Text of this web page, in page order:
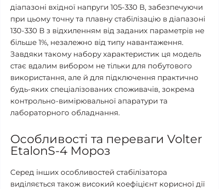
діапазоні вхідної напруги 105-330 В, забезпечуючи
при цьому точну та плавну стабілізацію в діапазоні
130-330 В з відхиленням від заданих параметрів не
більше 1%, незалежно від типу навантаження.
Завдяки такому набору характеристик ця модель
стає вдалим вибором не тільки для побутового
використання, але й для підключення практично
будь-яких спеціалізованих споживачів, зокрема
контрольно-вимірювальної апаратури та
лабораторного обладнання.
Особливості та переваги Volter
EtalonS-4 Мороз
Серед інших особливостей стабілізатора
виділяється також високий коефіцієнт корисної дії